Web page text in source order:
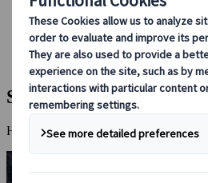
Japanspecialist
Reiseziele
Alle Reiseziele
Shibu Onsen
Shibu Onsen
Heisse Quellen, informelle Unterkünfte